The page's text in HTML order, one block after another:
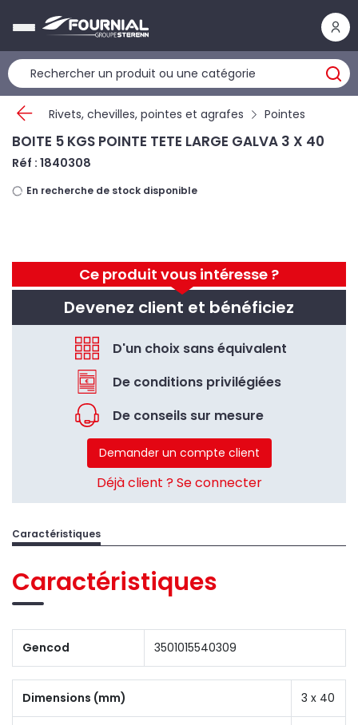
Rivets, chevilles, pointes et agrafes Pointes
Ce produit vous intéresse ?
Devenez client et bénéficiez
D'un choix sans équivalent
De conditions privilégiées
De conseils sur mesure
Demander un compte client
Déjà client ? Se connecter
BOITE 5 KGS POINTE TETE LARGE GALVA 3 X 40
Réf : 1840308
En recherche de stock disponible
Caractéristiques
Caractéristiques
Gencod 3501015540309
Dimensions (mm) 3 x 40